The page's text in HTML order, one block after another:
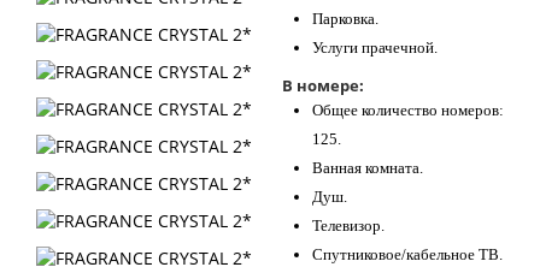
Парковка.
Услуги прачечной.
В номере:
Общее количество номеров:
125.
Ванная комната.
Душ.
Телевизор.
Спутниковое/кабельное ТВ.